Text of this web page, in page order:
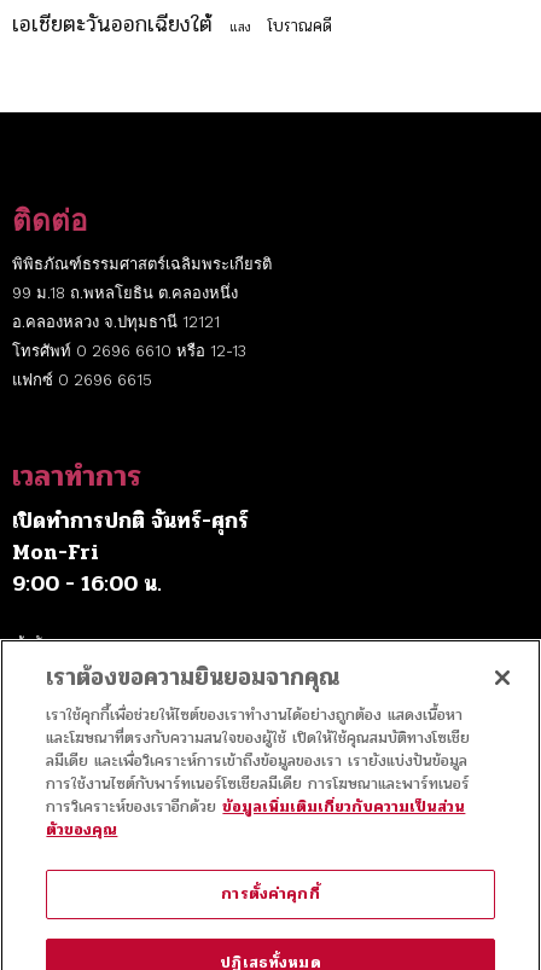
เอเชียตะวันออกเฉียงใต้ แสง โบราณคดี
ติดต่อ
พิพิธภัณฑ์ธรรมศาสตร์เฉลิมพระเกียรติ
99 ม.18 ถ.พหลโยธิน ต.คลองหนึ่ง
อ.คลองหลวง จ.ปทุมธานี 12121
โทรศัพท์ 0 2696 6610 หรือ 12-13
แฟกซ์ 0 2696 6615
เวลาทำการ
เปิดทำการปกติ จันทร์-ศุกร์
Mon-Fri
9:00 - 16:00 น.
เว้นวันหยุดราชการ
ค่าบริการ
เข้าชมฟรี
สัญญาอนุญาต
เนื้อหาทั้งหมดในเว็บไซต์นี้ใช้สัญญาอนุญาตของ
เราต้องขอความยินยอมจากคุณ
เราใช้คุกกี้เพื่อช่วยให้ไซต์ของเราทำงานได้อย่างถูกต้อง แสดงเนื้อหา
และโฆษณาที่ตรงกับความสนใจของผู้ใช้ เปิดให้ใช้คุณสมบัติทางโซเชีย
ลมีเดีย และเพื่อวิเคราะห์การเข้าถึงข้อมูลของเรา เรายังแบ่งปันข้อมูล
การใช้งานไซต์กับพาร์ทเนอร์โซเชียลมีเดีย การโฆษณาและพาร์ทเนอร์
การวิเคราะห์ของเราอีกด้วย ข้อมูลเพิ่มเติมเกี่ยวกับความเป็นส่วน
ตัวของคุณ
การตั้งค่าคุกกี้
ปฏิเสธทั้งหมด